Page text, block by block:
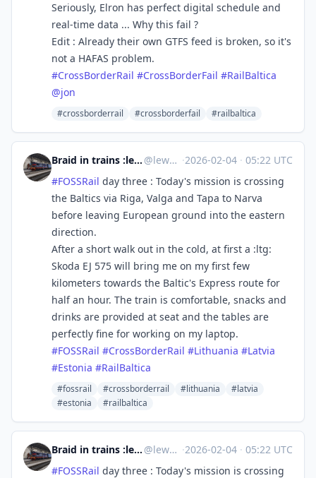
Seriously, Elron has perfect digital schedule and
real-time data ... Why this fail ?
Edit : Already their own GTFS feed is broken, so it's
not a HAFAS problem.
#CrossBorderRail #CrossBorderFail #RailBaltica
@jon
#crossborderrail #crossborderfail #railbaltica
Braid in trains :lesbian_uz: - solidarity with :streik: @lewd@zug.network ·2026-02-04 · 05:22 UTC
#FOSSRail day three : Today's mission is crossing
the Baltics via Riga, Valga and Tapa to Narva
before leaving European ground into the eastern
direction.
After a short walk out in the cold, at first a :ltg:
Skoda EJ 575 will bring me on my first few
kilometers towards the Baltic's Express route for
half an hour. The train is comfortable, snacks and
drinks are provided at seat and the tables are
perfectly fine for working on my laptop.
#FOSSRail #CrossBorderRail #Lithuania #Latvia
#Estonia #RailBaltica
#fossrail #crossborderrail #lithuania
#latvia
#estonia
#railbaltica
Braid in trains :lesbian_uz: - solidarity with :streik: @lewd@zug.network ·2026-02-04 · 05:22 UTC
#FOSSRail day three : Today's mission is crossing